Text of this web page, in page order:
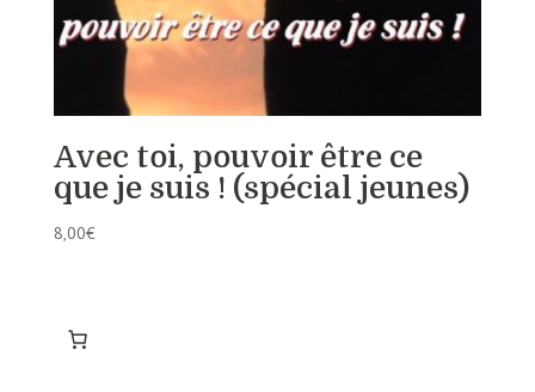
Avec toi, pouvoir être ce
que je suis ! (spécial jeunes)
8,00€